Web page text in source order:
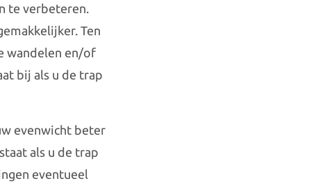
te verbeteren.
Ten
wandelen en/of
bij als u de trap
evenwicht beter
als u de trap
eventueel